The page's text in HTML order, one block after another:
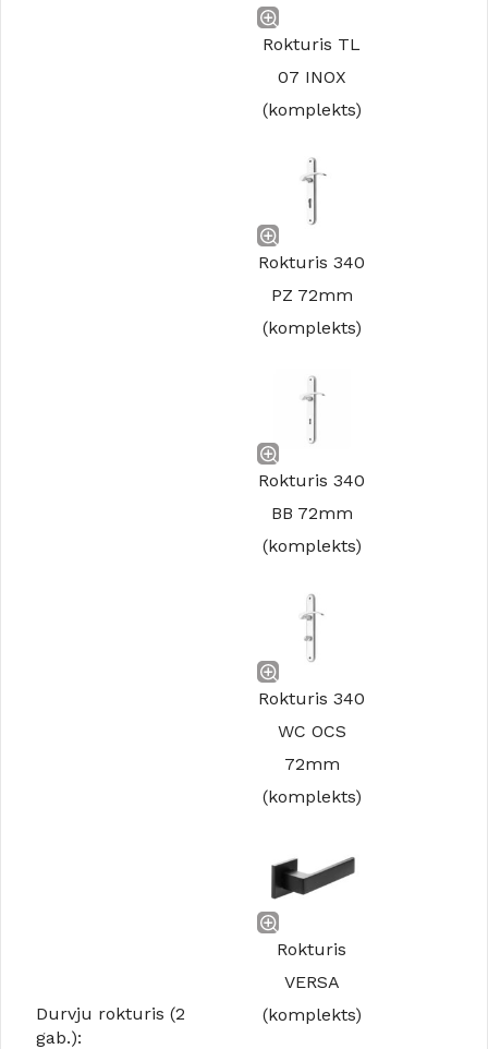
Durvju rokturis (2
gab.):
Rokturis TL
07 INOX
(komplekts)
Rokturis 340
PZ 72mm
(komplekts)
Rokturis 340
BB 72mm
(komplekts)
Rokturis 340
WC OCS
72mm
(komplekts)
Rokturis
VERSA
(komplekts)